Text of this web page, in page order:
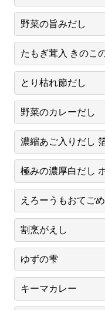
野菜の旨みだし
たもぎ茸入 きのこ
とり枯れ節だし
野菜のカレーだし
濃縮あご入りだし
極みの濃厚白だし
えろーうもおてご
割烹がえし
ゆずの雫
キーマカレー